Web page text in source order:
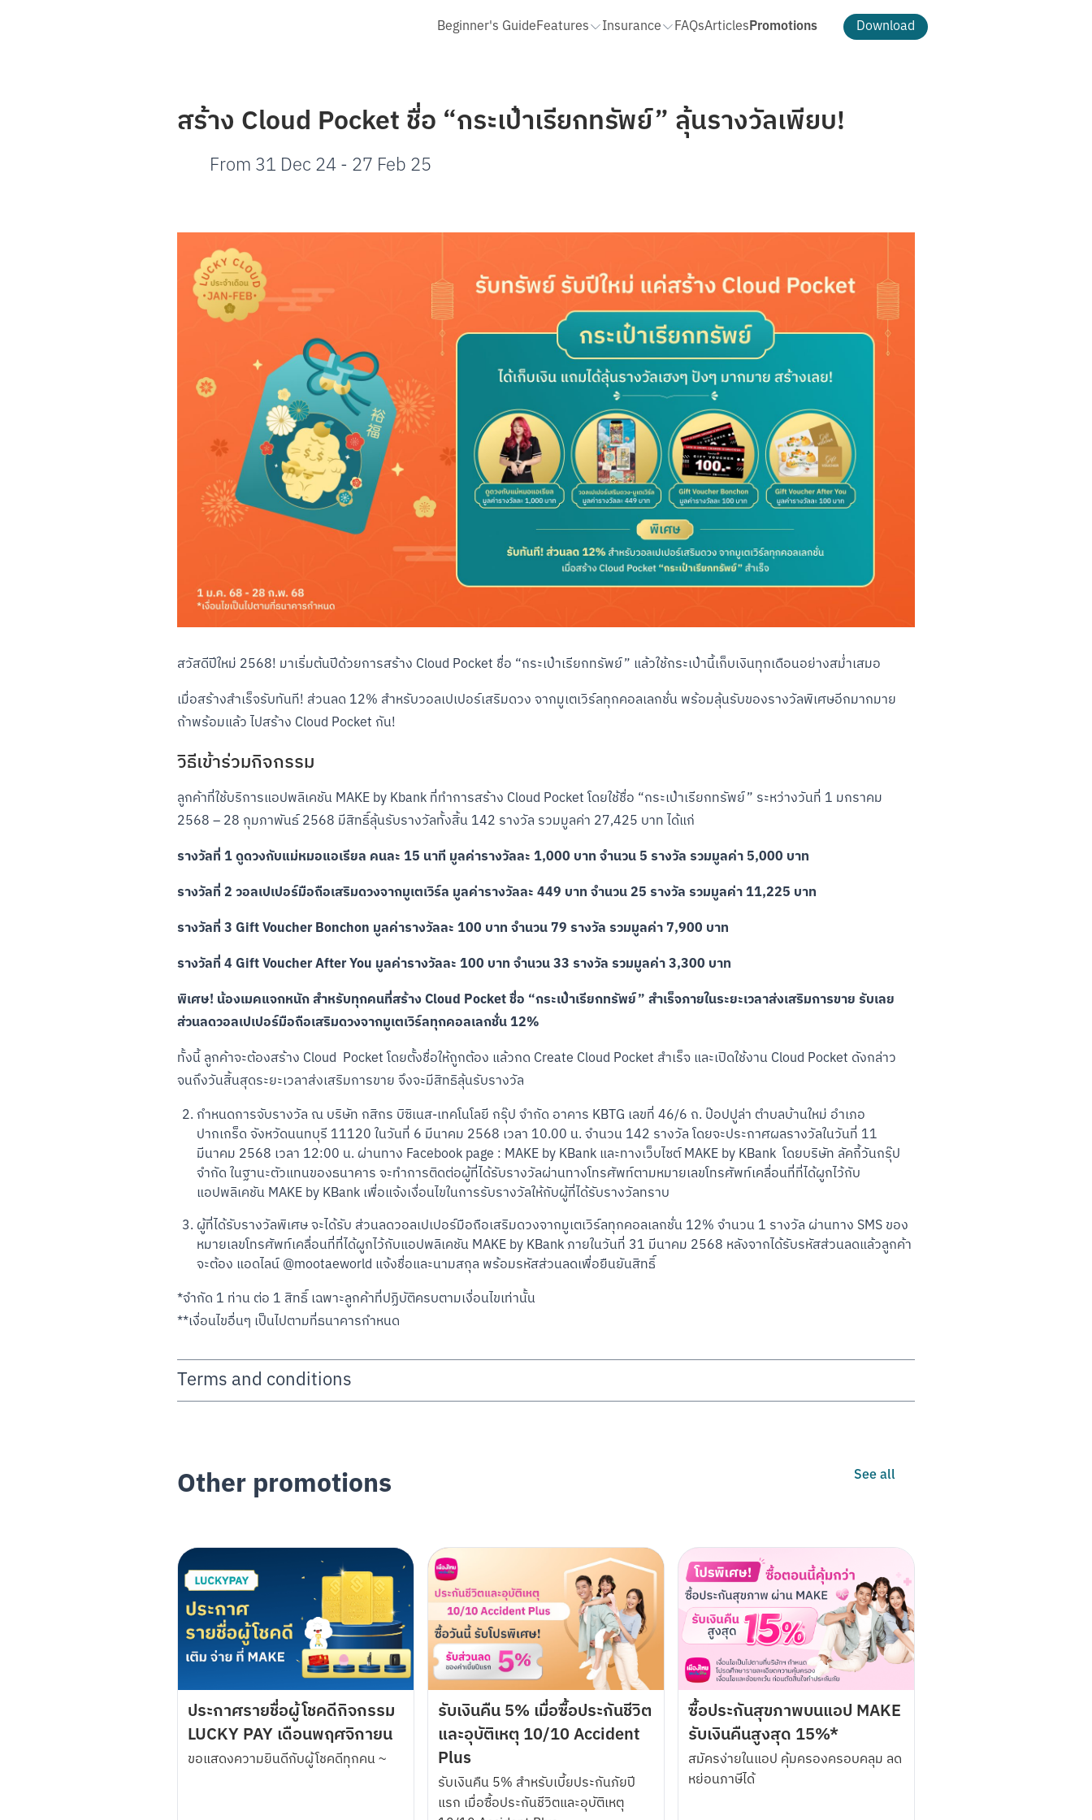
Beginner's GuideFeatures
การตั้งค่า Cloud Pocket
วิธีการจัดลำดับ
โฟลเดอร์จัด Cloud Pocket
ปรับแต่ง Cloud Pocket
CLOUD POCKET ร่วม
ชวนเพื่อนเข้า Cloud Pocket
เจ้าของ: เรียกเก็บเงินสมาชิก
สมาชิก: จ่ายรายการเรียกเก็บเงิน
สมาชิก: ขอเบิกเงินเจ้าของ Cloud Pocket
เจ้าของ: จ่ายรายการขอเบิกเงิน
ฝาก โอน ถอนเงินสด
โอนเงินเข้า
โอนเงินล่วงหน้า
เพิ่มเพื่อนจากรายการโอนเงิน
ปรับวงเงินการทำธุรกรรม
สมุดบัญชี และการรับเงินเดือน
รายรับ รายจ่าย
ธีม
เปลี่ยนพื้นหลัง
Insurance
ประกันชีวิตและอุบัติเหตุ HAPPY LIFE PROTECT 10/10
ประกันออมสั้น ขยันคืนทุกปี 14/3
FAQsArticlesPromotions Download
Scan to Download
สร้าง Cloud Pocket ชื่อ “กระเป๋าเรียกทรัพย์” ลุ้นรางวัลเพียบ!
From 31 Dec 24- 27 Feb 25
สวัสดีปีใหม่ 2568! มาเริ่มต้นปีด้วยการสร้าง Cloud Pocket ชื่อ “กระเป๋าเรียกทรัพย์” แล้วใช้กระเป๋านี้เก็บเงินทุกเดือนอย่างสม่ำเสมอ
เมื่อสร้างสำเร็จรับทันที! ส่วนลด 12% สำหรับวอลเปเปอร์เสริมดวง จากมูเตเวิร์ลทุกคอลเลกชั่น พร้อมลุ้นรับของรางวัลพิเศษอีกมากมาย
ถ้าพร้อมแล้ว ไปสร้าง Cloud Pocket กัน!
วิธีเข้าร่วมกิจกรรม
ลูกค้าที่ใช้บริการแอปพลิเคชัน MAKE by Kbank ที่ทำการสร้าง Cloud Pocket โดยใช้ชื่อ “กระเป๋าเรียกทรัพย์” ระหว่างวันที่ 1 มกราคม
2568 – 28 กุมภาพันธ์ 2568 มีสิทธิ์ลุ้นรับรางวัลทั้งสิ้น 142 รางวัล รวมมูลค่า 27,425 บาท ได้แก่
รางวัลที่ 1 ดูดวงกับแม่หมอแอเรียล คนละ 15 นาที มูลค่ารางวัลละ 1,000 บาท จำนวน 5 รางวัล รวมมูลค่า 5,000 บาท
รางวัลที่ 2 วอลเปเปอร์มือถือเสริมดวงจากมูเตเวิร์ล มูลค่ารางวัลละ 449 บาท จำนวน 25 รางวัล รวมมูลค่า 11,225 บาท
รางวัลที่ 3 Gift Voucher Bonchon มูลค่ารางวัลละ 100 บาท จำนวน 79 รางวัล รวมมูลค่า 7,900 บาท
รางวัลที่ 4 Gift Voucher After You มูลค่ารางวัลละ 100 บาท จำนวน 33 รางวัล รวมมูลค่า 3,300 บาท
พิเศษ! น้องเมคแจกหนัก สำหรับทุกคนที่สร้าง Cloud Pocket ชื่อ “กระเป๋าเรียกทรัพย์” สำเร็จภายในระยะเวลาส่งเสริมการขาย รับเลย
ส่วนลดวอลเปเปอร์มือถือเสริมดวงจากมูเตเวิร์ลทุกคอลเลกชั่น 12%
ทั้งนี้ ลูกค้าจะต้องสร้าง Cloud  Pocket โดยตั้งชื่อให้ถูกต้อง แล้วกด Create Cloud Pocket สำเร็จ และเปิดใช้งาน Cloud Pocket ดังกล่าว
จนถึงวันสิ้นสุดระยะเวลาส่งเสริมการขาย จึงจะมีสิทธิลุ้นรับรางวัล
กำหนดการจับรางวัล ณ บริษัท กสิกร บิซิเนส-เทคโนโลยี กรุ๊ป จำกัด อาคาร KBTG เลขที่ 46/6 ถ. ป๊อปปูล่า ตำบลบ้านใหม่ อำเภอ
ปากเกร็ด จังหวัดนนทบุรี 11120 ในวันที่ 6 มีนาคม 2568 เวลา 10.00 น. จำนวน 142 รางวัล โดยจะประกาศผลรางวัลในวันที่ 11
มีนาคม 2568 เวลา 12:00 น. ผ่านทาง Facebook page : MAKE by KBank และทางเว็บไซต์ MAKE by KBank  โดยบริษัท ลัคกี้วันกรุ๊ป
จำกัด ในฐานะตัวแทนของธนาคาร จะทำการติดต่อผู้ที่ได้รับรางวัลผ่านทางโทรศัพท์ตามหมายเลขโทรศัพท์เคลื่อนที่ที่ได้ผูกไว้กับ
แอปพลิเคชัน MAKE by KBank เพื่อแจ้งเงื่อนไขในการรับรางวัลให้กับผู้ที่ได้รับรางวัลทราบ
ผู้ที่ได้รับรางวัลพิเศษ จะได้รับ ส่วนลดวอลเปเปอร์มือถือเสริมดวงจากมูเตเวิร์ลทุกคอลเลกชั่น 12% จำนวน 1 รางวัล ผ่านทาง SMS ของ
หมายเลขโทรศัพท์เคลื่อนที่ที่ได้ผูกไว้กับแอปพลิเคชัน MAKE by KBank ภายในวันที่ 31 มีนาคม 2568 หลังจากได้รับรหัสส่วนลดแล้วลูกค้า
จะต้อง แอดไลน์ @mootaeworld แจ้งชื่อและนามสกุล พร้อมรหัสส่วนลดเพื่อยืนยันสิทธิ์
*จำกัด 1 ท่าน ต่อ 1 สิทธิ์ เฉพาะลูกค้าที่ปฏิบัติครบตามเงื่อนไขเท่านั้น
**เงื่อนไขอื่นๆ เป็นไปตามที่ธนาคารกำหนด
Terms and conditions
• ระยะเวลาส่งเสริมการขาย : วันที่ 1 มกราคม 2568 – 28 กุมภาพันธ์ 2568
รางวัลที่ 1 ดูดวงกับแม่หมอแอเรียล คนละ 15 นาที มูลค่ารางวัลละ 1,000 บาท จำนวน 5 รางวัล รวมมูลค่า 5,000 บาท
รางวัลที่ 2 วอลเปเปอร์มือถือเสริมดวงจากมูเตเวิร์ล มูลค่ารางวัลละ 449 บาท จำนวน 25 รางวัล รวมมูลค่า 11,225 บาท
รางวัลที่ 3 Gift Voucher Bonchon มูลค่ารางวัลละ 100 บาท จำนวน 79 รางวัล รวมมูลค่า 7,900 บาท
รางวัลที่ 4 Gift Voucher After You มูลค่ารางวัลละ 100 บาท จำนวน 33 รางวัล รวมมูลค่า 3,300 บาท
พิเศษ! น้องเมคแจกหนัก สำหรับทุกคนที่สร้าง Cloud Pocket ชื่อ “กระเป๋าเรียกทรัพย์” สำเร็จภายในระยะเวลาส่งเสริมการขาย รับเลย ส่วนลดวอลเปเปอร์มือถือเสริม
ดวงจากมูเตเวิร์ลทุกคอลเลกชั่น 12%
ทั้งนี้ ลูกค้าจะต้องสร้าง Cloud  Pocket โดยตั้งชื่อให้ถูกต้อง แล้วกด Create Cloud Pocket สำเร็จ และเปิดใช้งาน Cloud Pocket ดังกล่าวจนถึงวันสิ้นสุดระยะเวลา
ส่งเสริมการขาย จึงจะมีสิทธิลุ้นรับรางวัล
• ผู้มีสิทธิได้รับรางวัลต้องเป็นบุคคลสัญชาติไทย มีภูมิลำเนาและถิ่นที่อยู่ปัจจุบันอยู่ในประเทศไทย
• กำหนดการจับรางวัล ณ บริษัท กสิกร บิซิเนส-เทคโนโลยี กรุ๊ป จำกัด อาคาร KBTG เลขที่ 46/6 ถ. ป๊อปปูล่า ตำบลบ้านใหม่ อำเภอปากเกร็ด จังหวัดนนทบุรี 11120 ใน
วันที่ 6 มีนาคม 2568 เวลา 10.00 น. จำนวน 142 รางวัล โดยจะประกาศผลรางวัลในวันที่ 11 มีนาคม 2568 เวลา 12:00 น. ผ่านทาง Facebook page : MAKE by
Other promotions See all
ประกาศรายชื่อผู้โชคดีกิจกรรม
LUCKY PAY เดือนพฤศจิกายน
ขอแสดงความยินดีกับผู้โชคดีทุกคน ~
รับเงินคืน 5% เมื่อซื้อประกันชีวิต
และอุบัติเหตุ 10/10 Accident
Plus
รับเงินคืน 5% สำหรับเบี้ยประกันภัยปี
แรก เมื่อซื้อประกันชีวิตและอุบัติเหตุ
ซื้อประกันสุขภาพบนแอป MAKE
รับเงินคืนสูงสุด 15%*
สมัครง่ายในแอป คุ้มครองครอบคลุม ลด
หย่อนภาษีได้